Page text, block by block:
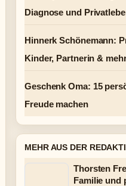
Diagnose und
Hinnerk Schönemann:
Kinder, Partnerin &
Geschenk Oma: 15
Freude machen
MEHR AUS DER
Thorsten
Familie und